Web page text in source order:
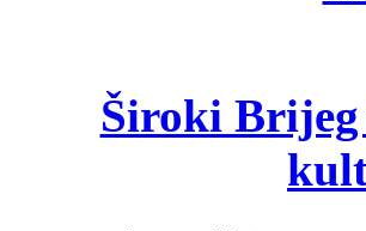
Široki Brijeg